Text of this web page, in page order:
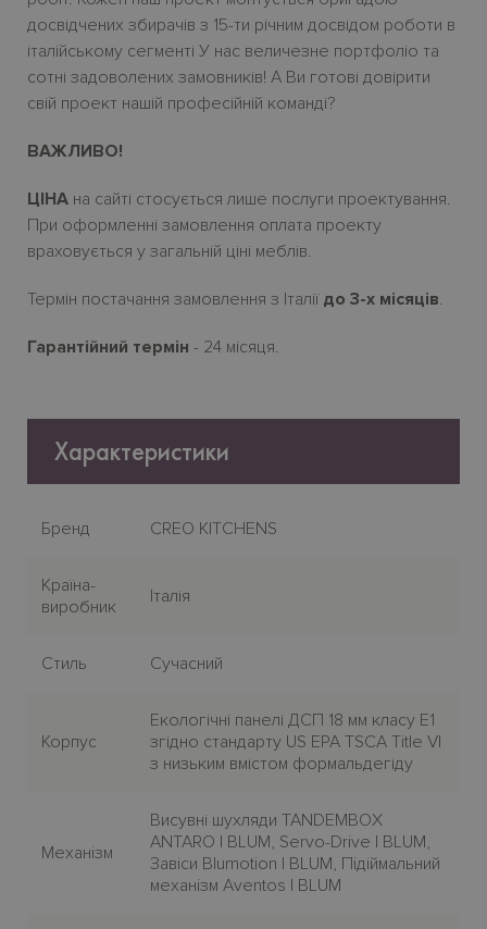
досвідчених збирачів з 15-ти річним досвідом роботи в
італійському сегменті У нас величезне портфоліо та
сотні задоволених замовників! А Ви готові довірити
свій проект нашій професійній команді?
ВАЖЛИВО!
ЦІНА на сайті стосується лише послуги проектування.
При оформленні замовлення оплата проекту
враховується у загальній ціні меблів.
Термін постачання замовлення з Італії до 3-х місяців.
Гарантійний термін - 24 місяця.
Характеристики
Бренд CREO KITCHENS
Країна-
виробник
Італія
Стиль Сучасний
Корпус
Екологічні панелі ДСП 18 мм класу E1
згідно стандарту US EPA TSCA Title VI
з низьким вмістом формальдегіду
Механiзм
Висувні шухляди TANDEMBOX
ANTARO | BLUM, Servo-Drive | BLUM,
Завiси Blumotion | BLUM, Пiдiймальний
механiзм Aventos | BLUM